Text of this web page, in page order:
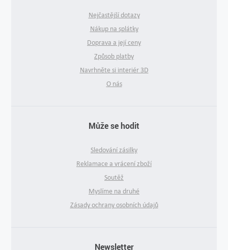
Nejčastější dotazy
Nákup na splátky
Doprava a její ceny
Způsob platby
Navrhněte si interiér 3D
O nás
Může se hodit
Sledování zásilky
Reklamace a vrácení zboží
Soutěž
Myslíme na druhé
Zásady ochrany osobních údajů
Newsletter